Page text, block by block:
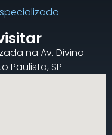
na Av. Divino
Paulista, SP